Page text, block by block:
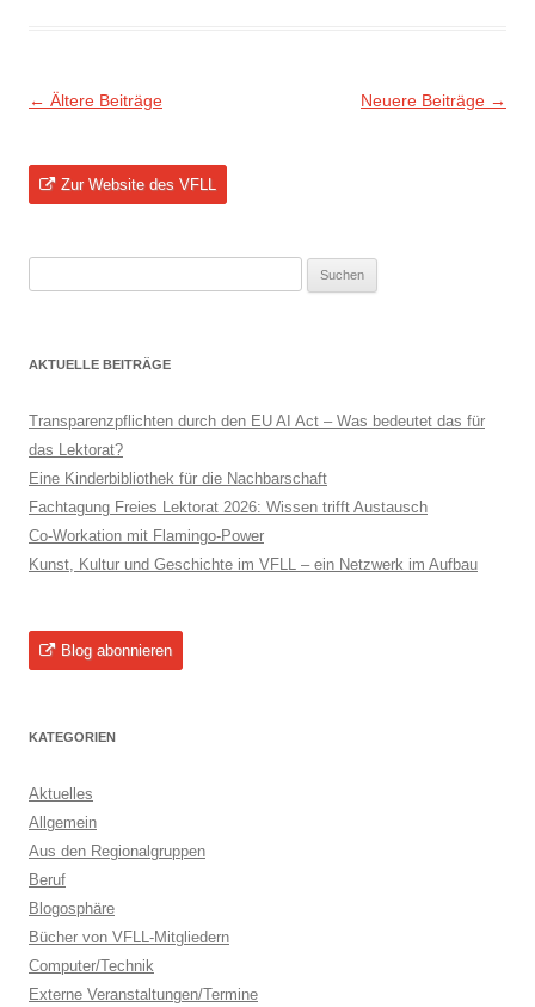
Beitragsnavigation
← Ältere Beiträge Neuere Beiträge →
Zur Website des VFLL
nach:
AKTUELLE BEITRÄGE
Transparenzpflichten durch den EU AI Act – Was bedeutet das für
das Lektorat?
Eine Kinderbibliothek für die Nachbarschaft
Fachtagung Freies Lektorat 2026: Wissen trifft Austausch
Co-Workation mit Flamingo-Power
Kunst, Kultur und Geschichte im VFLL – ein Netzwerk im Aufbau
Blog abonnieren
KATEGORIEN
Aktuelles
Allgemein
Aus den Regionalgruppen
Beruf
Blogosphäre
Bücher von VFLL-Mitgliedern
Computer/Technik
Externe Veranstaltungen/Termine